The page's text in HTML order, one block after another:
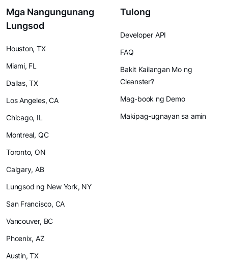
Mga Nangungunang
Lungsod
Houston, TX
Miami, FL
Dallas, TX
Los Angeles, CA
Chicago, IL
Montreal, QC
Toronto, ON
Calgary, AB
Lungsod ng New York, NY
San Francisco, CA
Vancouver, BC
Phoenix, AZ
Austin, TX
Tulong
Developer API
FAQ
Bakit Kailangan Mo ng
Cleanster?
Mag-book ng Demo
Makipag-ugnayan sa amin